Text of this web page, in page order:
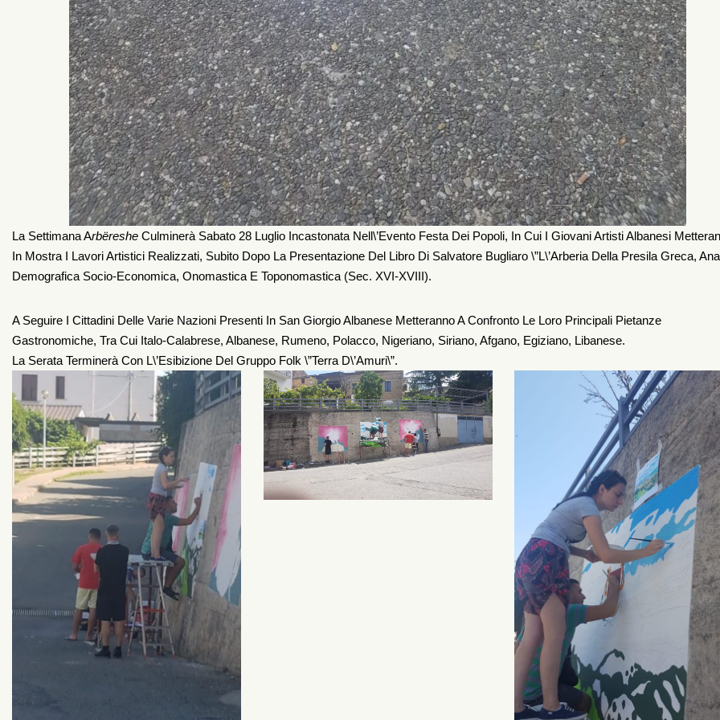
La Settimana ARbëreshe Culminerà Sabato 28 Luglio Incastonata Nell\’evento Festa Dei Popoli, In Cui I Giovani Artisti Albanesi
In Mostra I Lavori Artistici Realizzati, Subito Dopo La Presentazione Del Libro Di Salvatore Bugliaro \”L\’Arberia Della Presila Greca,
Demografica Socio-Economica, Onomastica E Toponomastica (sec. XVI-XVIII).
A Seguire I Cittadini Delle Varie Nazioni Presenti In San Giorgio Albanese Metteranno A Confronto Le Loro Principali Pietanze
Gastronomiche, Tra Cui Italo-Calabrese, Albanese, Rumeno, Polacco, Nigeriano, Siriano, Afgano, Egiziano, Libanese.
La Serata Terminerà Con L\’esibizione Del Gruppo Folk \”Terra D\’Amuri\”.